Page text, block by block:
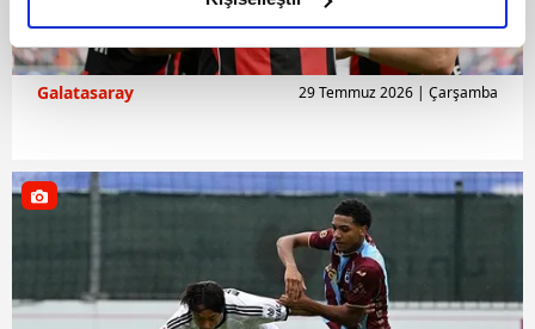
elimizden gelen çabayı gösterdiğimizi ve bu noktada,
reklamların maliyetlerimizi karşılamak noktasında tek gelir
kalemimiz olduğunu sizlere hatırlatmak isteriz.
takdirde, kullanıcılara hedefli reklamlar
gösterilmeyecektir."
Sizlere daha iyi bir hizmet sunabilmek için İnternet
Sitemizde kendimize ve üçüncü kişilere ait çerezler
kullanılmaktadır. Bu çerezler vasıtasıyla çeşitli kişisel
Galatasaray 29 Temmuz 2026 | Çarşamba